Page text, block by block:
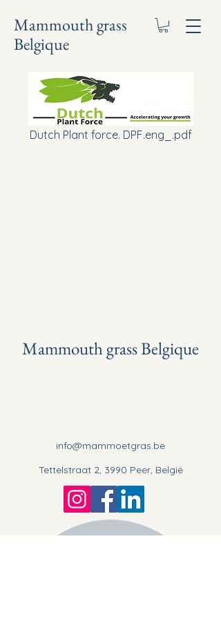
Mammouth grass
Belgique
Dutch Plant force. DPF.eng_.pdf
Mammouth grass Belgique
info@mammoetgras.be
Tettelstraat 2, 3990 Peer, België